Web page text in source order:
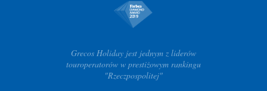
Grecos Holiday jest jednym z liderów
touroperatorów w prestiżowym rankingu
"Rzeczpospolitej"